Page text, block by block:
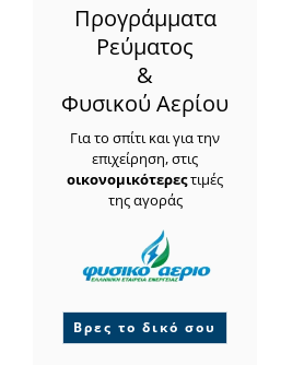
Προγράμματα
Ρεύματος
&
Φυσικού Αερίου
Για το σπίτι και για την
επιχείρηση, στις
οικονομικότερεςτιμές
της αγοράς
Βρες το δικό σου